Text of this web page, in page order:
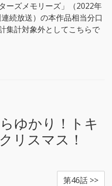
ズメモリーズ」（2022年
続放送）の本作品相当分口
集計対象外としてこちらで
ゆかり！トキ
リスマス！
第46話 >>